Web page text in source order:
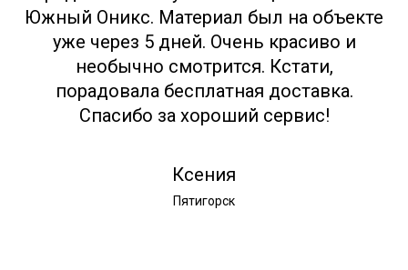
Южный Оникс. Материал был на объекте
уже через 5 дней. Очень красиво и
необычно смотрится. Кстати,
порадовала бесплатная доставка.
Спасибо за хороший сервис!
Ксения
Пятигорск